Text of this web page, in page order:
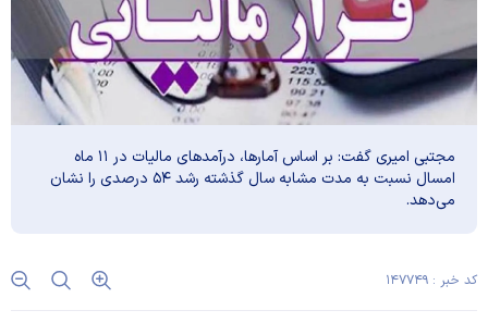
مجتبی امیری گفت: بر اساس آمار‌ها، درآمد‌های مالیات در ۱۱ ماه
امسال نسبت به مدت مشابه سال گذشته رشد ۵۴ درصدی را نشان
می‌دهد.
کد خبر : ۱۴۷۷۴۹